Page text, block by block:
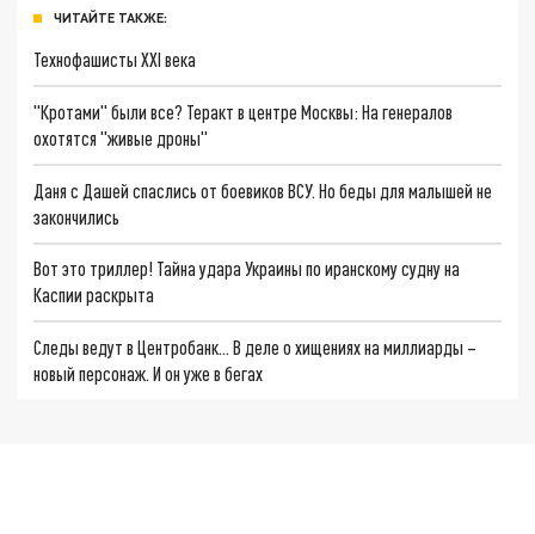
ЧИТАЙТЕ ТАКЖЕ:
Технофашисты XXI века
"Кротами" были все? Теракт в центре Москвы: На генералов
охотятся "живые дроны"
Даня с Дашей спаслись от боевиков ВСУ. Но беды для малышей не
закончились
Вот это триллер! Тайна удара Украины по иранскому судну на
Каспии раскрыта
Следы ведут в Центробанк… В деле о хищениях на миллиарды –
новый персонаж. И он уже в бегах